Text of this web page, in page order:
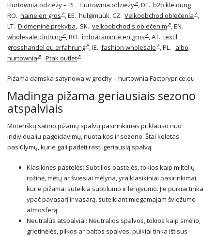
Hurtownia odzieży – PL. Hurtownia odzieży , DE. b2b kleidung ,
RO. haine en gros , EE. hulgimüük, CZ. Velkoobchod oblečenía ,
LT. Didmeninė prekyba, SK. veľkoobchod s oblečením , EN.
wholesale clothing , RO.îmbrăcăminte en gros , AT. textil
grosshandel eu erfahrung , IE. fashion wholesale , PL. albo
hurtownia , Ptak outlet
Piżama damska satynowa w grochy – hurtownia Factoryprice.eu
Madinga pižama geriausiais sezono
atspalviais
Moteriškų satino pižamų spalvų pasirinkimas priklauso nuo
individualių pageidavimų, nuotaikos ir sezono. Štai keletas
pasiūlymų, kurie gali padėti rasti geriausią spalvą:
Klasikinės pastelės: Subtilios pastelės, tokios kaip miltelių
rožinė, mėtų ar šviesiai mėlyna, yra klasikiniai pasirinkimai,
kurie pižamai suteikia subtilumo ir lengvumo. Jie puikiai tinka
ypač pavasarį ir vasarą, suteikiant miegamajam šviežumo
atmosferą.
Neutralūs atspalviai: Neutralios spalvos, tokios kaip smėlio,
grietinėlės, pilkos ar baltos spalvos, puikiai tinka ištisus